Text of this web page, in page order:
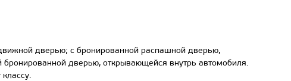
дверью; с бронированной распашной дверью,
дверью, открывающейся внутрь автомобиля.